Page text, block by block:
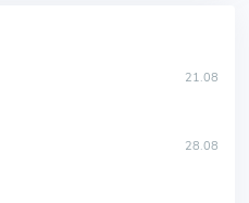
21.08
28.08